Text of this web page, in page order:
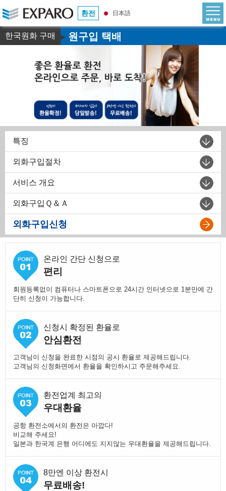
환전 日本語
한국원화 구매 ▶원구입 택배
특징
외화구입절차
서비스 개요
외화구입Ｑ＆Ａ
외화구입신청
온라인 간단 신청으로
편리
회원등록없이 컴퓨터나 스마트폰으로 24시간 인터넷으로 1분만에 간
단히 신청이 가능합니다.
신청시 확정된 환율로
안심환전
고객님이 신청을 완료한 시점의 공시 환율로 제공해드립니다.
고객님의 신청화면에서 환율을 확인하시고 주문해주세요.
환전업계 최고의
우대환율
공항 환전소에서의 환전은 아깝다!
비교해 주세요!
일본과 한국계 은행 어디에도 지지않는 우대환율을 제공해드립니다.
8만엔 이상 환전시
무료배송!